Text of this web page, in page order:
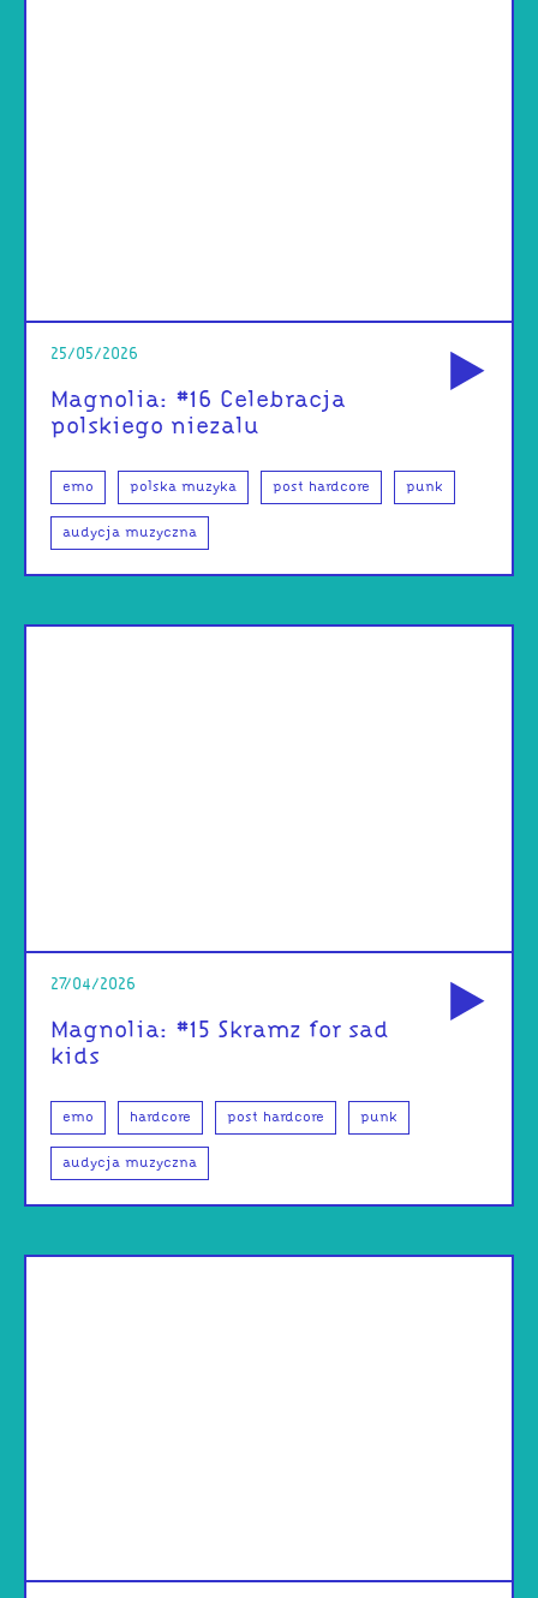
25/05/2026
Magnolia: #16 Celebracja
polskiego niezalu
emo polska muzyka post hardcore punk
audycja muzyczna
27/04/2026
Magnolia: #15 Skramz for sad
kids
emo hardcore post hardcore punk
audycja muzyczna